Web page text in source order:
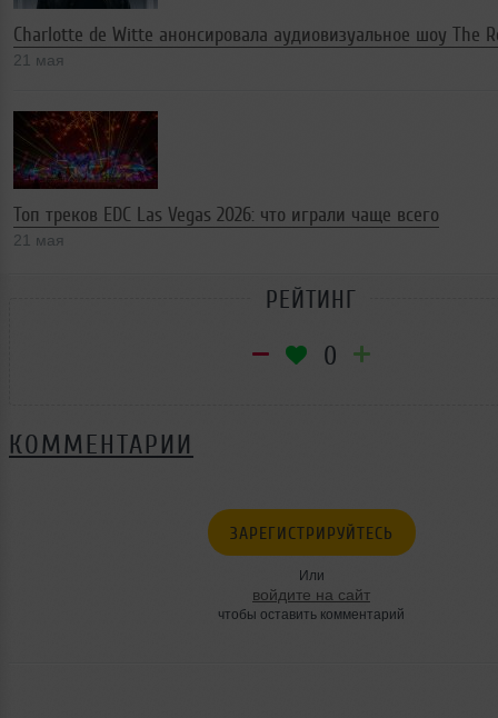
Charlotte de Witte анонсировала аудиовизуальное шоу The
21 мая
Топ треков EDC Las Vegas 2026: что играли чаще всего
21 мая
РЕЙТИНГ
0
КОММЕНТАРИИ
ЗАРЕГИСТРИРУЙТЕСЬ
Или
войдите на сайт
чтобы оставить комментарий